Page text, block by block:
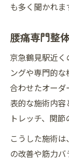
も多く聞かれま
腰痛専門整
京急鶴見駅近く
ングや専門的
合わせたオーダ
表的な施術内
トレッチ、関節
こうした施術
の改善や筋力バ